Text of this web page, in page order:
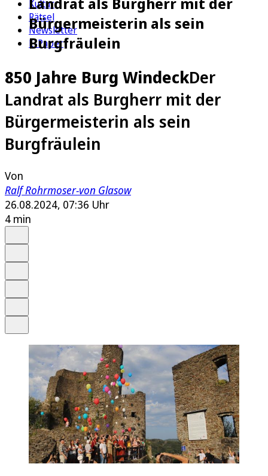
Kultur
Rätsel
Newsletter
E-Paper
Bürgermeisterin als sein
Burgfräulein
850 Jahre Burg WindeckDer
Landrat als Burgherr mit der
Bürgermeisterin als sein
Burgfräulein
Von
Ralf Rohrmoser-von Glasow
26.08.2024, 07:36 Uhr
4 min